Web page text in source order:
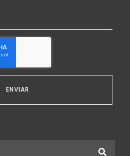
ENVIAR